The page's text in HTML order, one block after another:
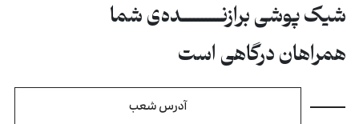
شیک پوشی برازنــــــــــده‌ی شما
همراهان درگاهی است
آدرس شعب